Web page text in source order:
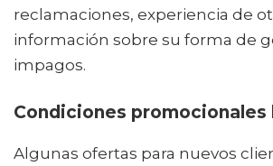
reclamaciones, experiencia de
información sobre su forma de
impagos.
Condiciones promocionales
Algunas ofertas para nuevos